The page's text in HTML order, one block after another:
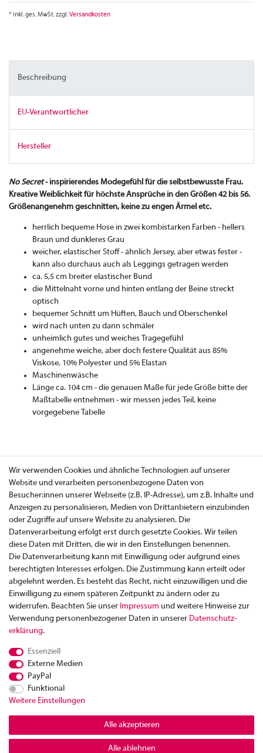
* inkl. ges. MwSt. zzgl.Versandkosten
Beschreibung
EU-Verantwortlicher
Hersteller
No Secret- inspirierendes Modegefühl für die selbstbewusste Frau.
Kreative Weiblichkeit für höchste Ansprüche in den Größen 42 bis 56.
Größenangenehm geschnitten, keine zu engen Ärmel etc.
herrlich bequeme Hose in zwei kombistarken Farben - hellers
Braun und dunkleres Grau
weicher, elastischer Stoff - ähnlich Jersey, aber etwas fester -
kann also durchaus auch als Leggings getragen werden
ca. 5,5 cm breiter elastischer Bund
die Mittelnaht vorne und hinten entlang der Beine streckt
optisch
bequemer Schnitt um Hüften, Bauch und Oberschenkel
wird nach unten zu dann schmäler
unheimlich gutes und weiches Tragegefühl
angenehme weiche, aber doch festere Qualität aus 85%
Viskose, 10% Polyester und 5% Elastan
Maschinenwäsche
Länge ca. 104 cm - die genauen Maße für jede Größe bitte der
Maßtabelle entnehmen - wir messen jedes Teil, keine
vorgegebene Tabelle
Zahlung
Rücksendung
Datenschutzerklärung
AGB
Widerrufsrecht
Wir verwenden Cookies und ähnliche Technologien auf unserer
Website und verarbeiten personenbezogene Daten von
Besucher:innen unserer Webseite (z.B. IP-Adresse), um z.B. Inhalte und
Anzeigen zu personalisieren, Medien von Drittanbietern einzubinden
oder Zugriffe auf unsere Website zu analysieren. Die
Datenverarbeitung erfolgt erst durch gesetzte Cookies. Wir teilen
diese Daten mit Dritten, die wir in den Einstellungen benennen.
Die Datenverarbeitung kann mit Einwilligung oder aufgrund eines
berechtigten Interesses erfolgen. Die Zustimmung kann erteilt oder
abgelehnt werden. Es besteht das Recht, nicht einzuwilligen und die
Einwilligung zu einem späteren Zeitpunkt zu ändern oder zu
widerrufen. Beachten Sie unser Impressum und weitere Hinweise zur
Verwendung personenbezogener Daten in unserer Daten­schutz­
erklärung.
Essenziell
Externe Medien
PayPal
Funktional
Weitere Einstellungen
Alle akzeptieren
Alle ablehnen